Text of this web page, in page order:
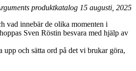
produktkatalog 15 augusti, 2025
vad innebär de olika momenten i
Sven Röstin besvara med hjälp av
upp och sätta ord på det vi brukar göra,